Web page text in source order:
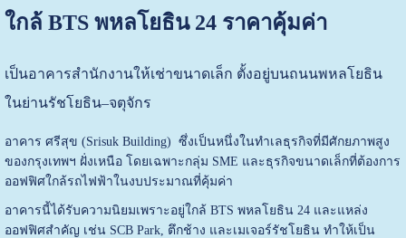
ใกล้ BTS พหลโยธิน 24 ราคาคุ้มค่า
เป็นอาคารสำนักงานให้เช่าขนาดเล็ก ตั้งอยู่บนถนนพหลโยธิน
ในย่านรัชโยธิน–จตุจักร
อาคาร ศรีสุข (Srisuk Building) ซึ่งเป็นหนึ่งในทำเลธุรกิจที่มีศักยภาพสูง
ของกรุงเทพฯ ฝั่งเหนือ โดยเฉพาะกลุ่ม SME และธุรกิจขนาดเล็กที่ต้องการ
ออฟฟิศใกล้รถไฟฟ้าในงบประมาณที่คุ้มค่า
อาคารนี้ได้รับความนิยมเพราะอยู่ใกล้ BTS พหลโยธิน 24 และแหล่ง
ออฟฟิศสำคัญ เช่น SCB Park, ตึกช้าง และเมเจอร์รัชโยธิน ทำให้เป็น